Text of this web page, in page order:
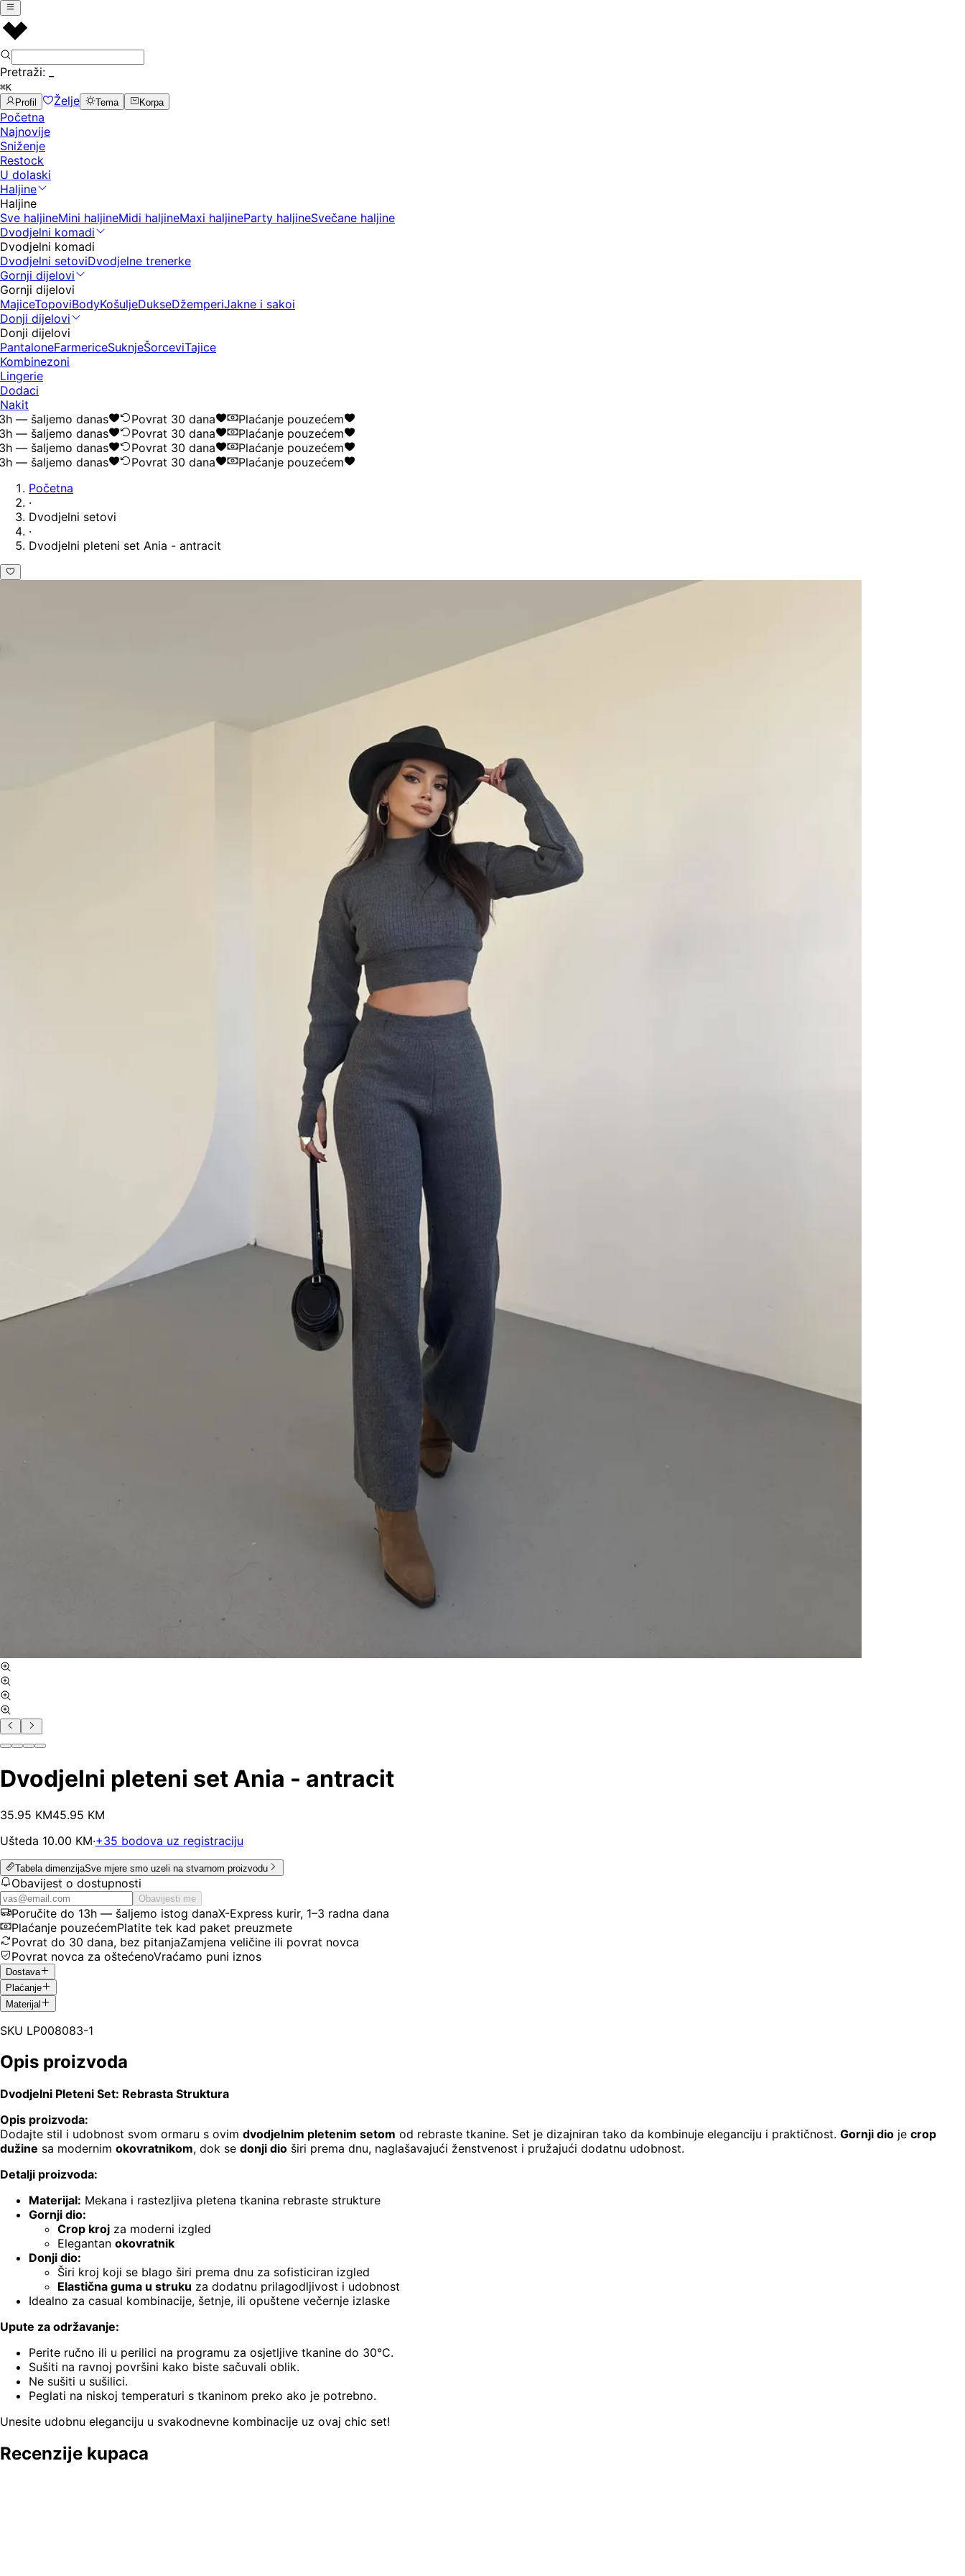
Pretraži:
⌘K
Profil
Želje Tema Korpa
Početna
Najnovije
Sniženje
Restock
U dolaski
Haljine
Haljine
Sve haljineMini haljineMidi haljineMaxi haljineParty haljineSvečane haljine
Dvodjelni komadi
Dvodjelni komadi
Dvodjelni setoviDvodjelne trenerke
Gornji dijelovi
Gornji dijelovi
MajiceTopoviBodyKošuljeDukseDžemperiJakne i sakoi
Donji dijelovi
Donji dijelovi
PantaloneFarmericeSuknjeŠorceviTajice
Kombinezoni
Lingerie
Dodaci
Nakit
šaljemo danas
Povrat 30 dana
Plaćanje pouzećem
šaljemo danas
Povrat 30 dana
Plaćanje pouzećem
šaljemo danas
Povrat 30 dana
Plaćanje pouzećem
šaljemo danas
Povrat 30 dana
Plaćanje pouzećem
Početna
·
Dvodjelni setovi
·
Dvodjelni pleteni set Ania - antracit
Dvodjelni pleteni set Ania - antracit
35.95 KM45.95 KM
Ušteda 10.00 KM·+35 bodova uz registraciju
Tabela dimenzijaSve mjere smo uzeli na stvarnom proizvodu
Obavijest o dostupnosti
Obavijesti me
Poručite do 13h — šaljemo istog danaX-Express kurir, 1–3 radna dana
Plaćanje pouzećemPlatite tek kad paket preuzmete
Povrat do 30 dana, bez pitanjaZamjena veličine ili povrat novca
Povrat novca za oštećenoVraćamo puni iznos
Dostava
Plaćanje
Materijal
SKU LP008083-1
Opis proizvoda
Dvodjelni Pleteni Set: Rebrasta Struktura
Opis proizvoda:
Dodajte stil i udobnost svom ormaru s ovim dvodjelnim pletenim setom od rebraste tkanine. Set je dizajniran tako da kombinuje eleganciju i praktičnost. Gornji dio je crop
dužine sa modernim okovratnikom, dok se donji dio širi prema dnu, naglašavajući ženstvenost i pružajući dodatnu udobnost.
Detalji proizvoda:
Materijal: Mekana i rastezljiva pletena tkanina rebraste strukture
Gornji dio:
Crop kroj za moderni izgled
Elegantan okovratnik
Donji dio:
Širi kroj koji se blago širi prema dnu za sofisticiran izgled
Elastična guma u struku za dodatnu prilagodljivost i udobnost
Idealno za casual kombinacije, šetnje, ili opuštene večernje izlaske
Upute za održavanje:
Perite ručno ili u perilici na programu za osjetljive tkanine do 30°C.
Sušiti na ravnoj površini kako biste sačuvali oblik.
Ne sušiti u sušilici.
Peglati na niskoj temperaturi s tkaninom preko ako je potrebno.
Unesite udobnu eleganciju u svakodnevne kombinacije uz ovaj chic set!
Recenzije kupaca